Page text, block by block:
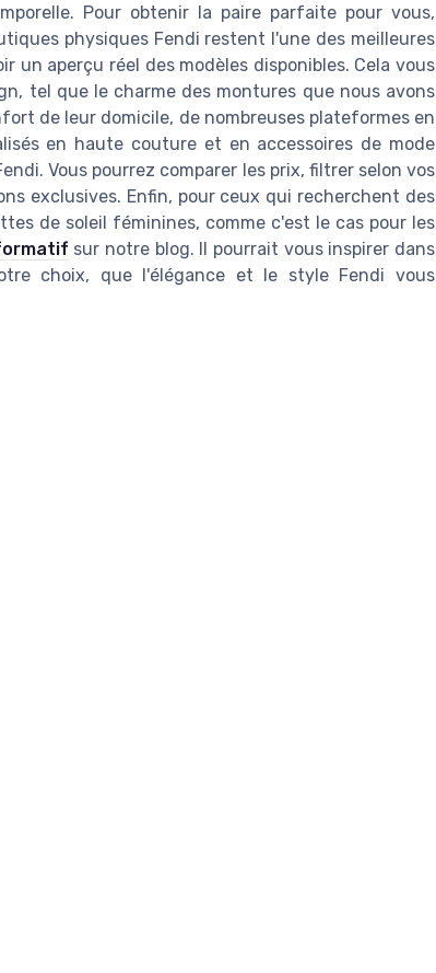
Pour obtenir la paire parfaite pour vous,
physiques Fendi restent l'une des meilleures
un aperçu réel des modèles disponibles. Cela vous
tel que le charme des montures que nous avons
de leur domicile, de nombreuses plateformes en
en haute couture et en accessoires de mode
Vous pourrez comparer les prix, filtrer selon vos
exclusives. Enfin, pour ceux qui recherchent des
de soleil féminines, comme c'est le cas pour les
sur notre blog. Il pourrait vous inspirer dans
choix, que l'élégance et le style Fendi vous